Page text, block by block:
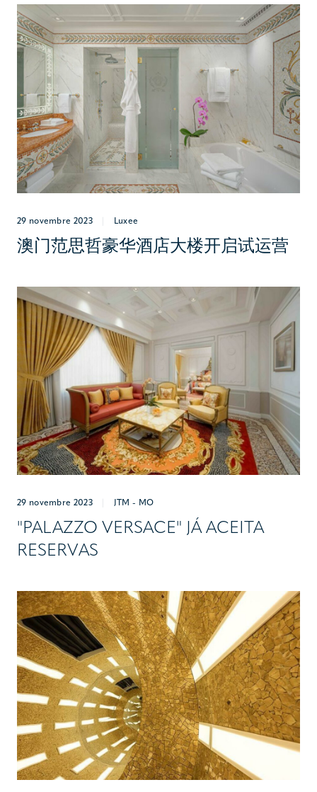
29 novembre 2023 Luxee
澳门范思哲豪华酒店大楼开启试运营
29 novembre 2023 JTM - MO
"PALAZZO VERSACE" JÁ ACEITA
RESERVAS